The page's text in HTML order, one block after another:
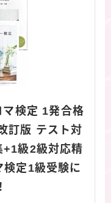
検定 1発合格
訂版 テスト対
級2級対応精
定1級受験に